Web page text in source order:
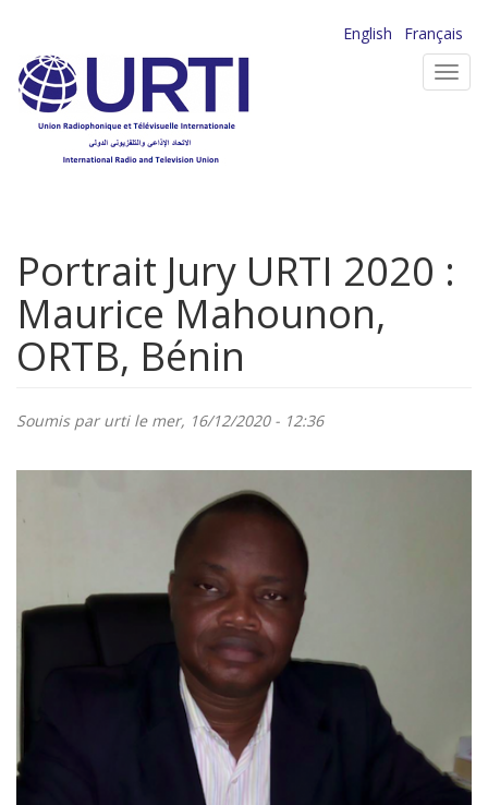
contenu
principal
English
Français
Portrait Jury URTI 2020 :
Maurice Mahounon,
ORTB, Bénin
Soumis par urtile mer, 16/12/2020 - 12:36